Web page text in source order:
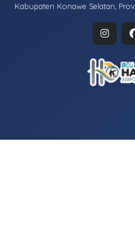
Kabupaten Konawe Selatan,